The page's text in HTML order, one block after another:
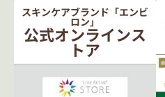
スキンケアブランド「エンビ
ロン」
公式オンラインス
トア